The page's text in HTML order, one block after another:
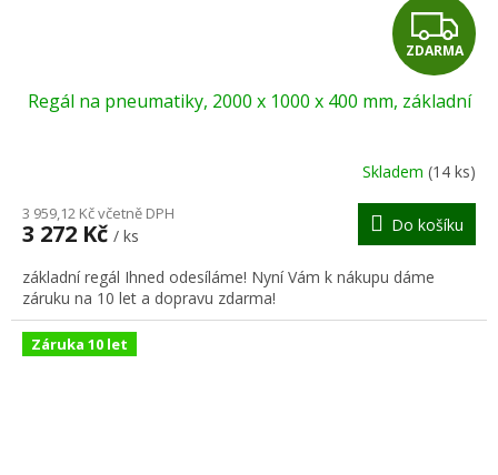
Z
D
A
R
M
A
ZDARMA
Regál na pneumatiky, 2000 x 1000 x 400 mm, základní
Skladem (14 ks)
3 959,12 Kč včetně DPH
3 272 Kč / ks
Do košíku
základní regál Ihned odesíláme! Nyní Vám k nákupu dáme
záruku na 10 let a dopravu zdarma!
Záruka 10 let